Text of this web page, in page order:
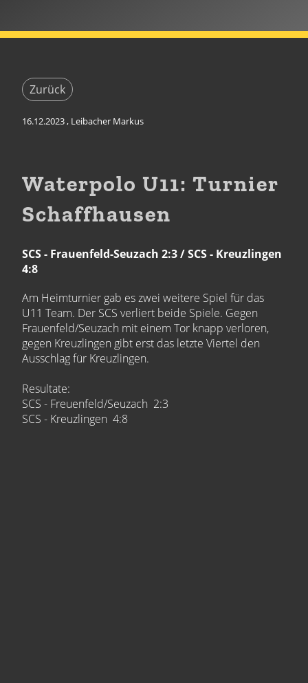
Zurück
16.12.2023, Leibacher Markus
Waterpolo U11: Turnier
Schaffhausen
SCS - Frauenfeld-Seuzach 2:3 / SCS - Kreuzlingen
4:8
Am Heimturnier gab es zwei weitere Spiel für das
U11 Team. Der SCS verliert beide Spiele. Gegen
Frauenfeld/Seuzach mit einem Tor knapp verloren,
gegen Kreuzlingen gibt erst das letzte Viertel den
Ausschlag für Kreuzlingen.
Resultate:
SCS - Freuenfeld/Seuzach 2:3
SCS - Kreuzlingen 4:8